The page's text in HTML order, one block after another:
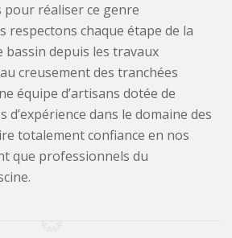
pour réaliser ce genre
respectons chaque étape de la
bassin depuis les travaux
creusement des tranchées
équipe d’artisans dotée de
d’expérience dans le domaine des
totalement confiance en nos
que professionnels du